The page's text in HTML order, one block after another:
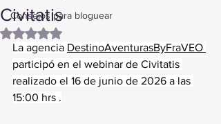
Consejos para bloguear
Civitatis
Obtuvo NaN de 5 estrellas.
La agencia DestinoAventurasByFraVEO
participó en el webinar de Civitatis
realizado el 16 de junio de 2026 a las
15:00 hrs .